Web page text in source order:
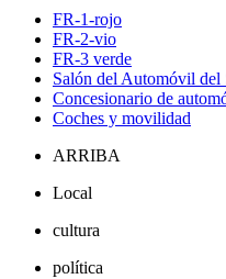
FR-1-rojo
FR-2-vio
FR-3 verde
Salón del Automóvil del
Concesionario de
Coches y movilidad
ARRIBA
Local
cultura
política